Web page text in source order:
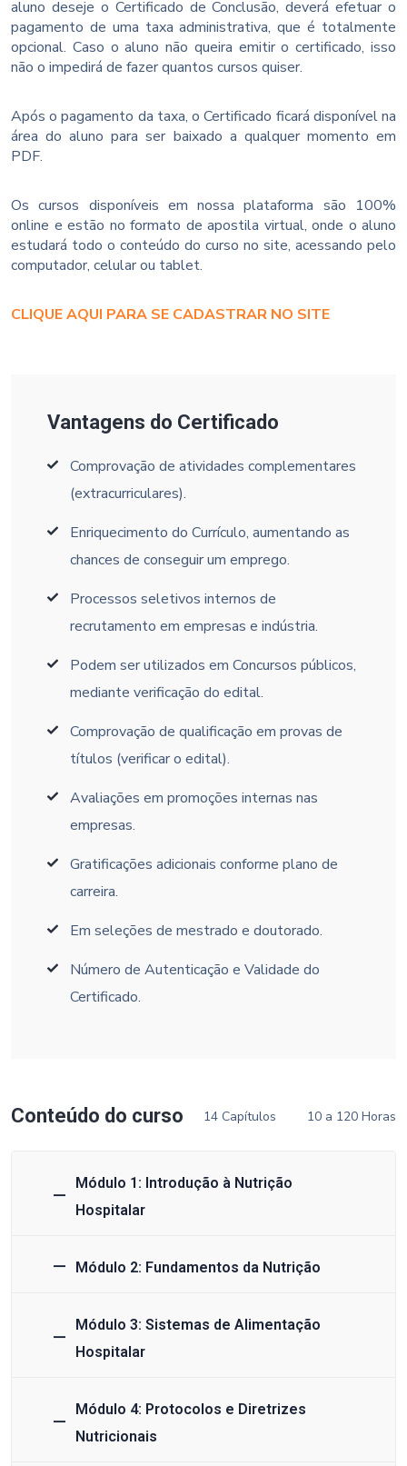
aluno deseje o Certificado de Conclusão, deverá efetuar o
pagamento de uma taxa administrativa, que é totalmente
opcional. Caso o aluno não queira emitir o certificado, isso
não o impedirá de fazer quantos cursos quiser.
Após o pagamento da taxa, o Certificado ficará disponível na
área do aluno para ser baixado a qualquer momento em
PDF.
Os cursos disponíveis em nossa plataforma são 100%
online e estão no formato de apostila virtual, onde o aluno
estudará todo o conteúdo do curso no site, acessando pelo
computador, celular ou tablet.
CLIQUE AQUI PARA SE CADASTRAR NO SITE
Vantagens do Certificado
Comprovação de atividades complementares
(extracurriculares).
Enriquecimento do Currículo, aumentando as
chances de conseguir um emprego.
Processos seletivos internos de
recrutamento em empresas e indústria.
Podem ser utilizados em Concursos públicos,
mediante verificação do edital.
Comprovação de qualificação em provas de
títulos (verificar o edital).
Avaliações em promoções internas nas
empresas.
Gratificações adicionais conforme plano de
carreira.
Em seleções de mestrado e doutorado.
Número de Autenticação e Validade do
Certificado.
Conteúdo do curso 14 Capítulos 10 a 120 Horas
Módulo 1: Introdução à Nutrição
Hospitalar
Módulo 2: Fundamentos da Nutrição
Módulo 3: Sistemas de Alimentação
Hospitalar
Módulo 4: Protocolos e Diretrizes
Nutricionais